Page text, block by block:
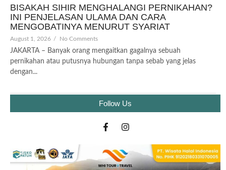
BISAKAH SIHIR MENGHALANGI PERNIKAHAN?
INI PENJELASAN ULAMA DAN CARA
MENGOBATINYA MENURUT SYARIAT
August 1, 2026 / No Comments
JAKARTA – Banyak orang mengaitkan gagalnya sebuah
pernikahan atau putusnya hubungan tanpa sebab yang jelas
dengan...
Follow Us